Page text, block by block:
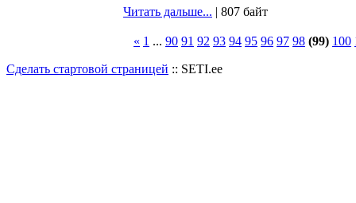
Читать дальше... | 807 байт
« 1 ... 90 91 92 93 94 95 96 97 98 (99) 100
Сделать стартовой страницей :: SETI.ee